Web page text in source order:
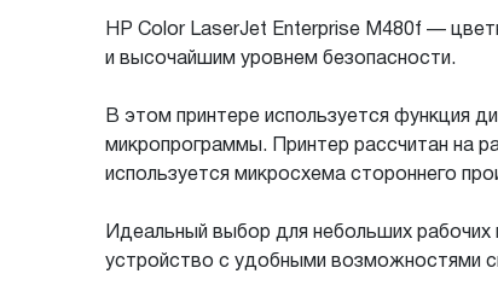
HP Color LaserJet Enterprise M480f —
и высочайшим уровнем безопасности.
В этом принтере используется функция
микропрограммы. Принтер рассчитан на
используется микросхема стороннего
Идеальный выбор для небольших
устройство с удобными возможностями